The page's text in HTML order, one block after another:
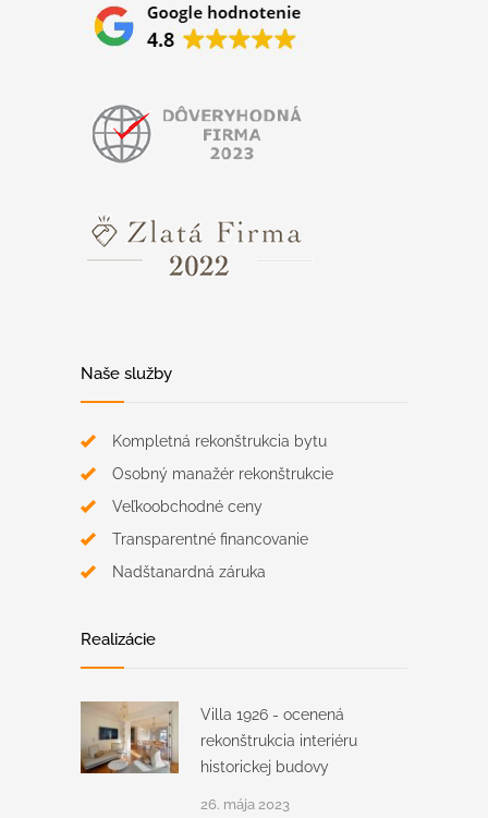
Naše služby
Kompletná rekonštrukcia bytu
Osobný manažér rekonštrukcie
Veľkoobchodné ceny
Transparentné financovanie
Nadštanardná záruka
Realizácie
Villa 1926 - ocenená
rekonštrukcia interiéru
historickej budovy
26. mája 2023